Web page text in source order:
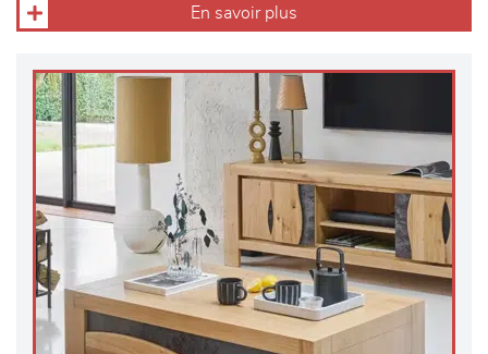
En savoir plus